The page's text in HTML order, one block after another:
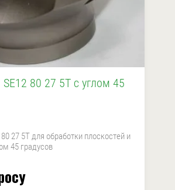
80 27 5T с углом 45
27 5T для обработки плоскостей и
45 градусов